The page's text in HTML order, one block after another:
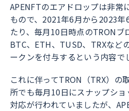
APENFTのエアドロップは非常
もので、2021年6月から2023
たり、毎月10日時点のTRONブ
BTC、ETH、TUSD、TRXなど
ークンを付与するという内容で
これに伴ってTRON（TRX）の
所でも毎月10日にスナップシ
対応が行われていましたが、